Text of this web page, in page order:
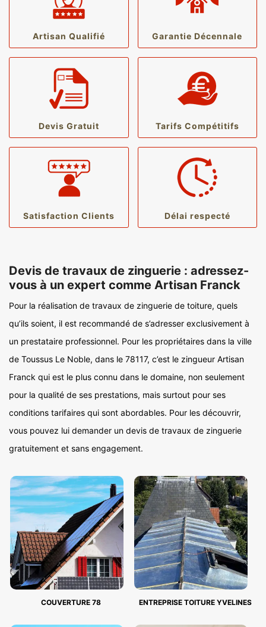
Artisan Qualifié Garantie Décennale
Devis Gratuit Tarifs Compétitifs
Satisfaction Clients Délai respecté
Devis de travaux de zinguerie : adressez-
vous à un expert comme Artisan Franck
Pour la réalisation de travaux de zinguerie de toiture, quels
qu’ils soient, il est recommandé de s’adresser exclusivement à
un prestataire professionnel. Pour les propriétaires dans la ville
de Toussus Le Noble, dans le 78117, c’est le zingueur Artisan
Franck qui est le plus connu dans le domaine, non seulement
pour la qualité de ses prestations, mais surtout pour ses
conditions tarifaires qui sont abordables. Pour les découvrir,
vous pouvez lui demander un devis de travaux de zinguerie
gratuitement et sans engagement.
COUVERTURE 78 ENTREPRISE TOITURE YVELINES